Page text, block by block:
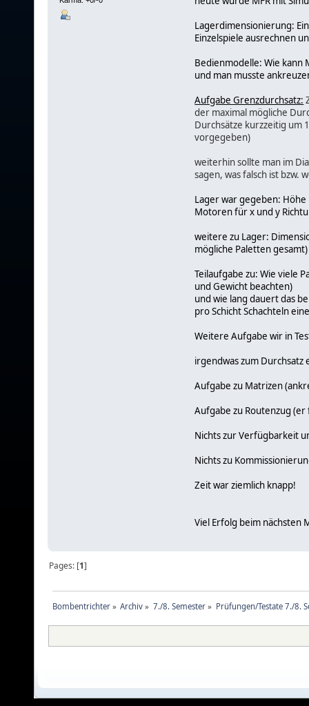
Lagerdimensionierung:
Einzelspiele ausrechnen
Bedienmodelle: Wie
und man musste
Aufgabe Grenzdurchsatz:
der maximal mögliche
Durchsätze kurzzeitig um
vorgegeben)
weiterhin sollte man im
sagen, was falsch ist
Lager war gegeben:
Motoren für x und y
weitere zu Lager:
mögliche Paletten gesamt)
Teilaufgabe zu: Wie viele
und Gewicht beachten)
und wie lang dauert das
pro Schicht Schachteln
Weitere Aufgabe wir in
irgendwas zum
Aufgabe zu Matrizen
Aufgabe zu Routenzug
Nichts zur Verfügbarkeit
Nichts zu
Zeit war ziemlich knapp!
Viel Erfolg beim nächsten
Pages: [1]
Bombentrichter» Archiv » 7./8. Semester » Prüfungen/Testate 7./8.